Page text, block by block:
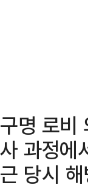
구명 로비
사 과정에
근 당시